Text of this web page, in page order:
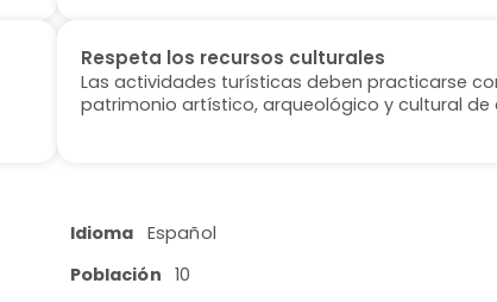
Respeta los recursos culturales
Las actividades turísticas deben practicarse
patrimonio artístico, arqueológico y cultural de
Idioma Español
Población
10